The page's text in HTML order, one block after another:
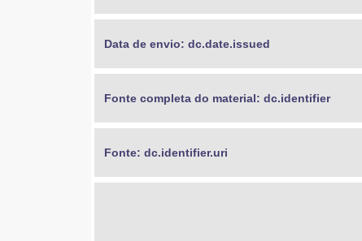
Data de envio: dc.date.issued
Fonte completa do material: dc.identifier
Fonte: dc.identifier.uri